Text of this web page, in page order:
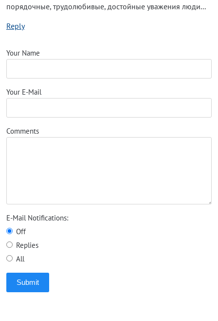
порядочные, трудолюбивые, достойные уважения люди...
Reply
Your Name
Your E-Mail
Comments
E-Mail Notifications:
Off
Replies
All
Submit